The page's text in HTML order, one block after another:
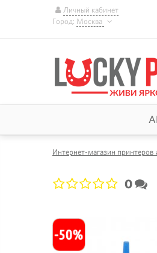
Личный кабинет
Город: Москва
Интернет-магазин
0